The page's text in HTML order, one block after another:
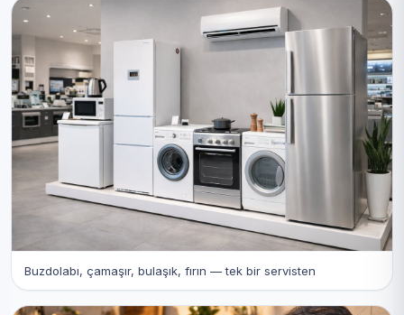
Buzdolabı, çamaşır, bulaşık, fırın — tek bir servisten